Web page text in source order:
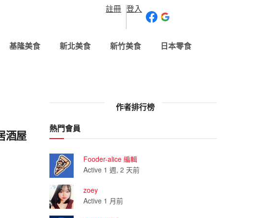
註冊 登入
基隆美食 新北美食 新竹美食 日本零食
酒屋
作者排行榜
熱門會員
Fooder-alice 編輯
Active 1 週, 2 天前
zoey
Active 1 月前